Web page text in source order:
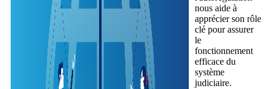
nous aide à
apprécier son rôle
clé pour assurer
le
fonctionnement
efficace du
système
judiciaire.